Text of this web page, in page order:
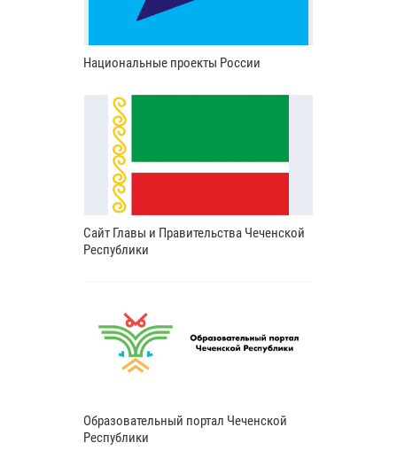
Национальные проекты России
Сайт Главы и Правительства Чеченской
Республики
Образовательный портал Чеченской
Республики